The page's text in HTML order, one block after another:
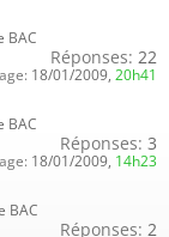
BAC
Réponses: 22
18/01/2009, 20h41
BAC
Réponses: 3
18/01/2009, 14h23
BAC
Réponses: 2